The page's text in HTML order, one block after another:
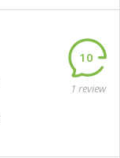
10
1 review